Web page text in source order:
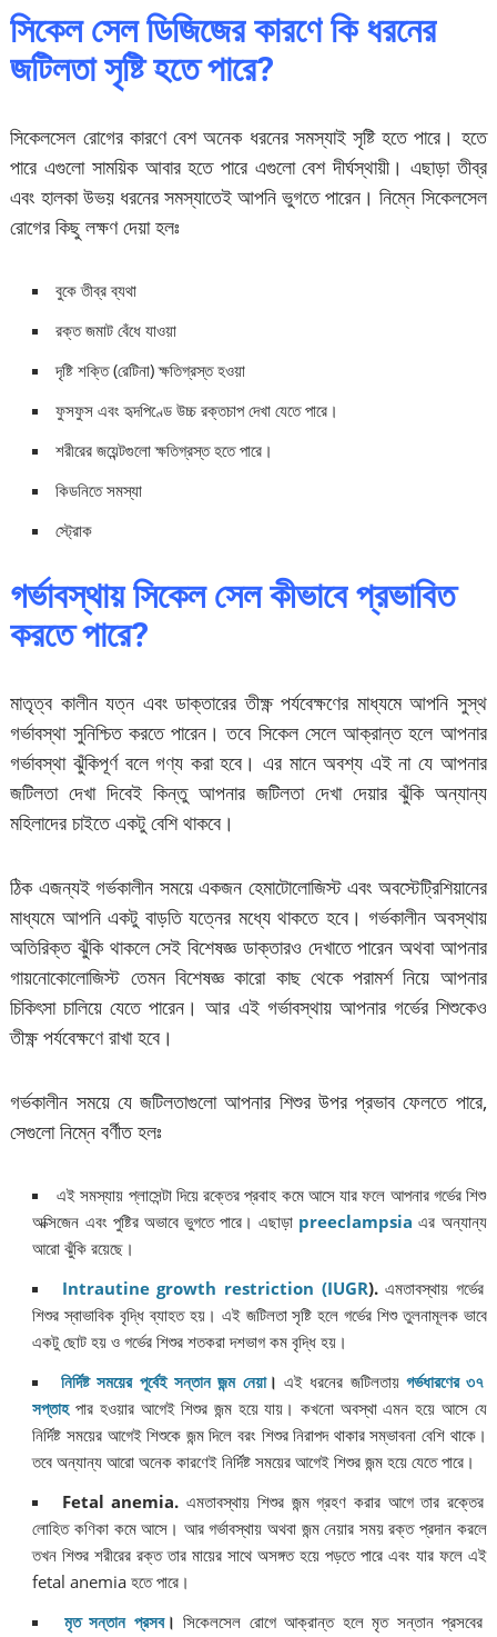
সিকেল সেল ডিজিজের কারণে কি ধরনের
জটিলতা সৃষ্টি হতে পারে?
সিকেলসেল রোগের কারণে বেশ অনেক ধরনের সমস্যাই সৃষ্টি হতে পারে। হতে
পারে এগুলো সাময়িক আবার হতে পারে এগুলো বেশ দীর্ঘস্থায়ী। এছাড়া তীব্র
এবং হালকা উভয় ধরনের সমস্যাতেই আপনি ভুগতে পারেন। নিম্নে সিকেলসেল
রোগের কিছু লক্ষণ দেয়া হলঃ
বুকে তীব্র ব্যথা
রক্ত জমাট বেঁধে যাওয়া
দৃষ্টি শক্তি (রেটিনা) ক্ষতিগ্রস্ত হওয়া
ফুসফুস এবং হৃদপিণ্ডে উচ্চ রক্তচাপ দেখা যেতে পারে।
শরীরের জয়েন্টগুলো ক্ষতিগ্রস্ত হতে পারে।
কিডনিতে সমস্যা
স্ট্রোক
গর্ভাবস্থায় সিকেল সেল কীভাবে প্রভাবিত
করতে পারে?
মাতৃত্ব কালীন যত্ন এবং ডাক্তারের তীক্ষ্ণ পর্যবেক্ষণের মাধ্যমে আপনি সুস্থ
গর্ভাবস্থা সুনিশ্চিত করতে পারেন। তবে সিকেল সেলে আক্রান্ত হলে আপনার
গর্ভাবস্থা ঝুঁকিপূর্ণ বলে গণ্য করা হবে। এর মানে অবশ্য এই না যে আপনার
জটিলতা দেখা দিবেই কিন্তু আপনার জটিলতা দেখা দেয়ার ঝুঁকি অন্যান্য
মহিলাদের চাইতে একটু বেশি থাকবে।
ঠিক এজন্যই গর্ভকালীন সময়ে একজন হেমাটোলোজিস্ট এবং অবস্টেট্রিশিয়ানের
মাধ্যমে আপনি একটু বাড়তি যত্নের মধ্যে থাকতে হবে। গর্ভকালীন অবস্থায়
অতিরিক্ত ঝুঁকি থাকলে সেই বিশেষজ্ঞ ডাক্তারও দেখাতে পারেন অথবা আপনার
গায়নোকোলোজিস্ট তেমন বিশেষজ্ঞ কারো কাছ থেকে পরামর্শ নিয়ে আপনার
চিকিৎসা চালিয়ে যেতে পারেন। আর এই গর্ভাবস্থায় আপনার গর্ভের শিশুকেও
তীক্ষ্ণ পর্যবেক্ষণে রাখা হবে।
গর্ভকালীন সময়ে যে জটিলতাগুলো আপনার শিশুর উপর প্রভাব ফেলতে পারে,
সেগুলো নিম্নে বর্ণীত হলঃ
এই সমস্যায় প্লাসেন্টা দিয়ে রক্তের প্রবাহ কমে আসে যার ফলে আপনার গর্ভের শিশু
অক্সিজেন এবং পুষ্টির অভাবে ভুগতে পারে। এছাড়া preeclampsia এর অন্যান্য
আরো ঝুঁকি রয়েছে।
Intrautine growth restriction (IUGR).এমতাবস্থায় গর্ভের
শিশুর স্বাভাবিক বৃদ্ধি ব্যাহত হয়। এই জটিলতা সৃষ্টি হলে গর্ভের শিশু তুলনামূলক ভাবে
একটু ছোট হয় ও গর্ভের শিশুর শতকরা দশভাগ কম বৃদ্ধি হয়।
নির্দিষ্ট সময়ের পূর্বেই সন্তান জন্ম নেয়া। এই ধরনের জটিলতায় গর্ভধারণের ৩৭
সপ্তাহপার হওয়ার আগেই শিশুর জন্ম হয়ে যায়। কখনো অবস্থা এমন হয়ে আসে যে
নির্দিষ্ট সময়ের আগেই শিশুকে জন্ম দিলে বরং শিশুর নিরাপদ থাকার সম্ভাবনা বেশি থাকে।
তবে অন্যান্য আরো অনেক কারণেই নির্দিষ্ট সময়ের আগেই শিশুর জন্ম হয়ে যেতে পারে।
Fetal anemia. এমতাবস্থায় শিশুর জন্ম গ্রহণ করার আগে তার রক্তের
লোহিত কণিকা কমে আসে। আর গর্ভাবস্থায় অথবা জন্ম নেয়ার সময় রক্ত প্রদান করলে
তখন শিশুর শরীরের রক্ত তার মায়ের সাথে অসঙ্গত হয়ে পড়তে পারে এবং যার ফলে এই
fetal anemia হতে পারে।
মৃত সন্তান প্রসব। সিকেলসেল রোগে আক্রান্ত হলে মৃত সন্তান প্রসবের